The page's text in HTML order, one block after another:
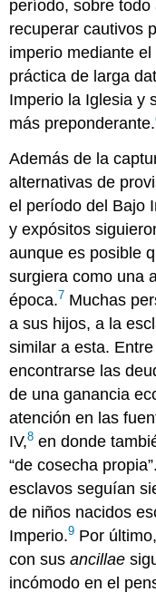
período, sobre
recuperar cautivos
imperio mediante
práctica de larga
Imperio la Iglesia y
más preponderante.
Además de la
alternativas de
el período del Bajo
y expósitos
aunque es posible
surgiera como una
época.7 Muchas
a sus hijos, a la
similar a esta.
encontrarse las
de una ganancia
atención en las
IV,8 en donde
“de cosecha
esclavos seguían
de niños nacidos
Imperio.9 Por
con susancillae
incómodo en el